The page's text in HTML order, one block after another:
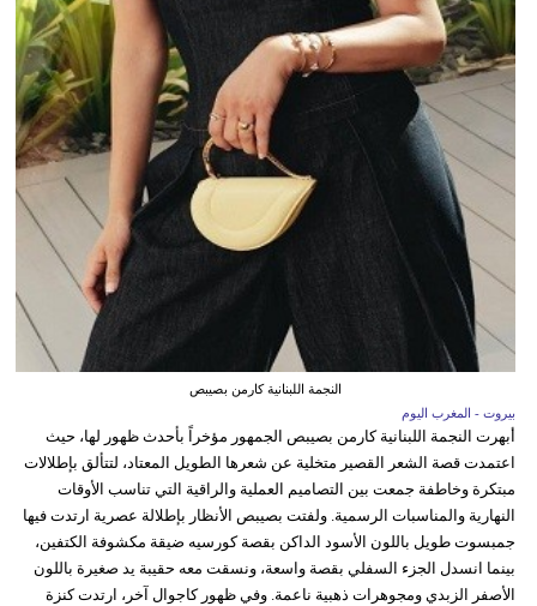
النجمة اللبنانية كارمن بصيبص
بيروت - المغرب اليوم
أبهرت النجمة اللبنانية كارمن بصيبص الجمهور مؤخراً بأحدث ظهور لها، حيث
اعتمدت قصة الشعر القصير متخلية عن شعرها الطويل المعتاد، لتتألق بإطلالات
مبتكرة وخاطفة جمعت بين التصاميم العملية والراقية التي تناسب الأوقات
النهارية والمناسبات الرسمية. ولفتت بصيبص الأنظار بإطلالة عصرية ارتدت فيها
جمبسوت طويل باللون الأسود الداكن بقصة كورسيه ضيقة مكشوفة الكتفين،
بينما انسدل الجزء السفلي بقصة واسعة، ونسقت معه حقيبة يد صغيرة باللون
الأصفر الزبدي ومجوهرات ذهبية ناعمة. وفي ظهور كاجوال آخر، ارتدت كنزة